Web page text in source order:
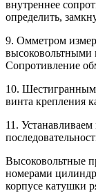
внутреннее
определить,
9. Омметром
высоковольтными
Сопротивление
10.
винта крепления
11.
Высоковольтные
номерами
корпусе катушки